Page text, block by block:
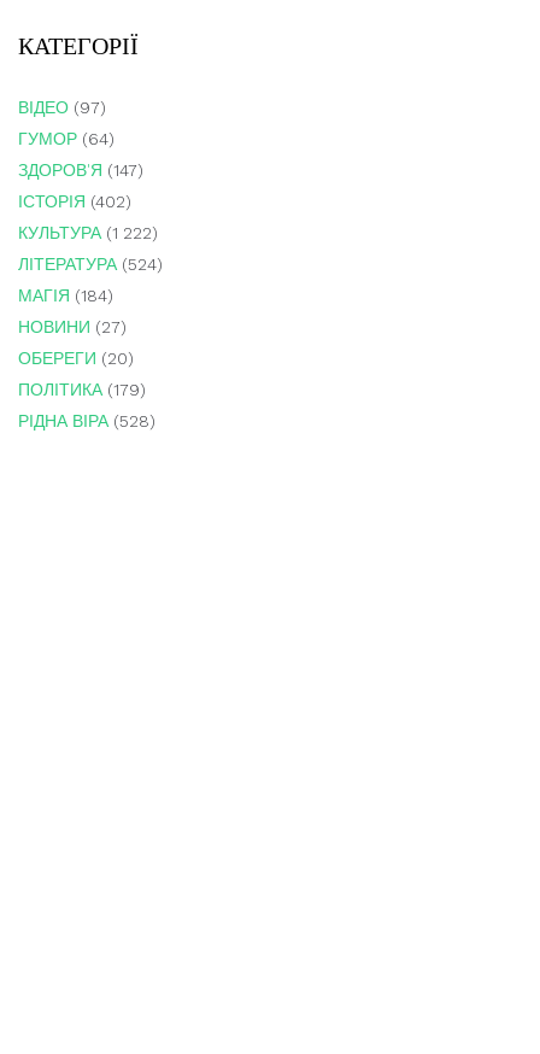
КАТЕГОРІЇ
ВІДЕО (97)
ГУМОР (64)
ЗДОРОВ'Я (147)
ІСТОРІЯ (402)
КУЛЬТУРА(1 222)
ЛІТЕРАТУРА(524)
МАГІЯ (184)
НОВИНИ (27)
ОБЕРЕГИ (20)
ПОЛІТИКА(179)
РІДНА ВІРА(528)